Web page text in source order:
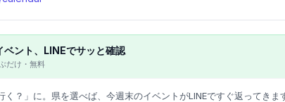
ベント、LINEでサッと確認
だけ・無料
？」に。県を選べば、今週末のイベントがLINEですぐ返ってきま